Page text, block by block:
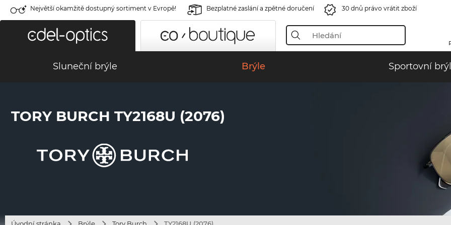
Největší okamžitě dostupný sortiment v Evropě! Bezplatné zaslání a zpětné doručení 30 dnů právo vrátit zboží
Sluneční brýle Brýle Sportovní
TORY BURCH TY2168U (2076)